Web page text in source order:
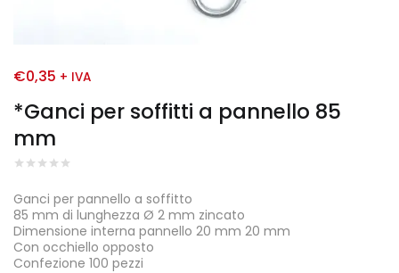
*Ganci per soffitti a pannello 85
mm
€0,35 + IVA
Ganci per pannello a soffitto
85 mm di lunghezza Ø 2 mm zincato
Dimensione interna pannello 20 mm 20 mm
Con occhiello opposto
Confezione 100 pezzi